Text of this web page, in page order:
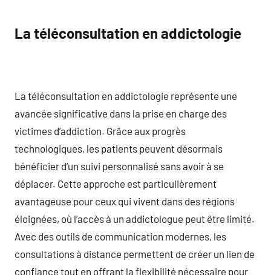
La téléconsultation en addictologie
La téléconsultation en addictologie représente une
avancée significative dans la prise en charge des
victimes d’addiction. Grâce aux progrès
technologiques, les patients peuvent désormais
bénéficier d’un suivi personnalisé sans avoir à se
déplacer. Cette approche est particulièrement
avantageuse pour ceux qui vivent dans des régions
éloignées, où l’accès à un addictologue peut être limité.
Avec des outils de communication modernes, les
consultations à distance permettent de créer un lien de
confiance tout en offrant la flexibilité nécessaire pour